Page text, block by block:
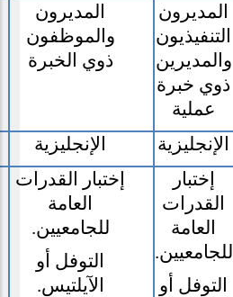
المديرون
التنفيذيون
والمديرين
ذوي خبرة
عملية
المديرون
والموظفون
ذوي الخبرة
الإنجليزية
الإنجليزية
إختبار
القدرات
العامة
للجامعيين.
التوفل أو
إختبار القدرات
العامة
للجامعيين.
التوفل أو
الآيلتيس.